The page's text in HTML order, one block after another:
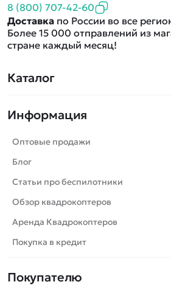
Каталог
Машинки
Танки
Вертолеты
Катера
Роботы
Самолеты
Сборные модели
Спецтехника
Информация
Оптовые продажи
Блог
Статьи про беспилотники
Обзор квадрокоптеров
Аренда Квадрокоптеров
Покупка в кредит
Покупателю
8 (800) 707-42-60
Доставка по России во все
Более 15 000 отправлений из
стране каждый месяц!